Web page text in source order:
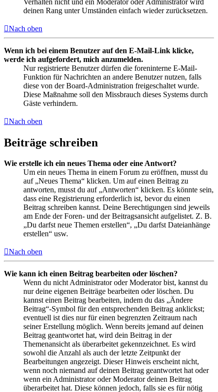
Verhalten nicht und ein Moderator oder Administrator wird
deinen Rang unter Umständen einfach wieder zurücksetzen.
Nach oben
Wenn ich bei einem Benutzer auf den E-Mail-Link klicke,
werde ich aufgefordert, mich anzumelden.
Nur registrierte Benutzer dürfen die foreninterne E-Mail-
Funktion für Nachrichten an andere Benutzer nutzen, falls
diese von der Board-Administration freigeschaltet wurde.
Diese Maßnahme soll den Missbrauch dieses Systems durch
Gäste verhindern.
Nach oben
Beiträge schreiben
Wie erstelle ich ein neues Thema oder eine Antwort?
Um ein neues Thema in einem Forum zu eröffnen, musst du
auf „Neues Thema“ klicken. Um auf einen Beitrag zu
antworten, musst du auf „Antworten“ klicken. Es könnte sein,
dass eine Registrierung erforderlich ist, bevor du einen
Beitrag schreiben kannst. Deine Berechtigungen sind jeweils
am Ende der Foren- und der Beitragsansicht aufgelistet. Z. B.
„Du darfst neue Themen erstellen“, „Du darfst Dateianhänge
erstellen“ usw.
Nach oben
Wie kann ich einen Beitrag bearbeiten oder löschen?
Wenn du nicht Administrator oder Moderator bist, kannst du
nur deine eigenen Beiträge bearbeiten oder löschen. Du
kannst einen Beitrag bearbeiten, indem du das „Ändere
Beitrag“-Symbol für den entsprechenden Beitrag anklickst;
eventuell ist dies nur für einen begrenzten Zeitraum nach
seiner Erstellung möglich. Wenn bereits jemand auf deinen
Beitrag geantwortet hat, wird dein Beitrag in der
Themenansicht als überarbeitet gekennzeichnet. Es wird
sowohl die Anzahl als auch der letzte Zeitpunkt der
Bearbeitungen angezeigt. Dieser Hinweis erscheint nicht,
wenn noch niemand auf deinen Beitrag geantwortet hat oder
wenn ein Administrator oder Moderator deinen Beitrag
überarbeitet hat. Diese können jedoch, falls sie es für nötig